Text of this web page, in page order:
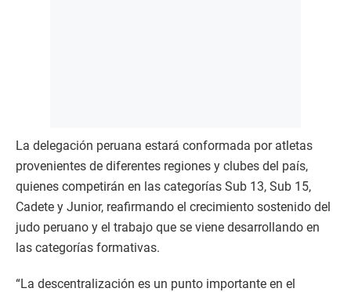
La delegación peruana estará conformada por atletas
provenientes de diferentes regiones y clubes del país,
quienes competirán en las categorías Sub 13, Sub 15,
Cadete y Junior, reafirmando el crecimiento sostenido del
judo peruano y el trabajo que se viene desarrollando en
las categorías formativas.
“La descentralización es un punto importante en el